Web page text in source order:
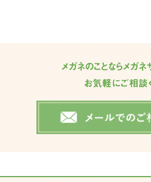
メガネのことならメガ
お気軽にご相談